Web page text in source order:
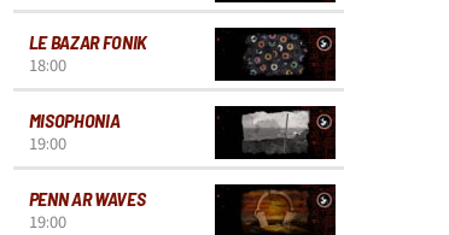
LE BAZAR FONIK
18:00
MISOPHONIA
19:00
PENN AR WAVES
19:00